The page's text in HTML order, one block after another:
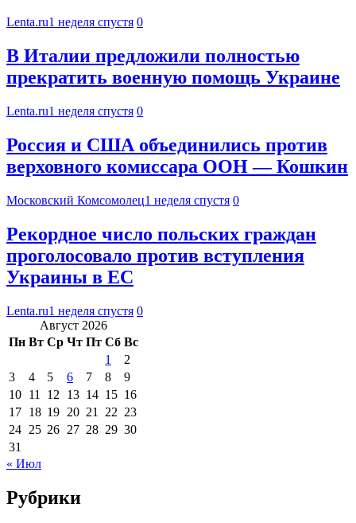
Lenta.ru1 неделя спустя 0
В Италии предложили полностью
прекратить военную помощь Украине
Lenta.ru1 неделя спустя 0
Россия и США объединились против
верховного комиссара ООН — Кошкин
Московский Комсомолец1 неделя спустя 0
Рекордное число польских граждан
проголосовало против вступления
Украины в ЕС
Lenta.ru1 неделя спустя 0
Август 2026
Пн Вт Ср Чт Пт Сб Вс
1
2
3
4 5 6 7 8
9
10 11 12 13 14 15 16
17 18 19 20 21 22 23
24 25 26 27 28 29 30
31
« Июл
Рубрики